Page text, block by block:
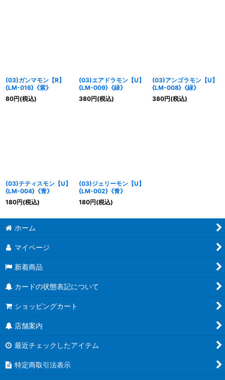
(03)ガンマモン【R】
{LM-016}《紫》
80円(税込)
(03)エアドラモン【U】
{LM-009}《緑》
380円(税込)
(03)アンゴラモン【U】
{LM-008}《緑》
380円(税込)
(03)テティスモン【U】
{LM-004}《青》
180円(税込)
(03)ジェリーモン【U】
{LM-002}《青》
180円(税込)
ホーム
マイページ
新着商品
カードの状態表記について
ショッピングカート
店舗案内
最近チェックしたアイテム
特定商取引法表示